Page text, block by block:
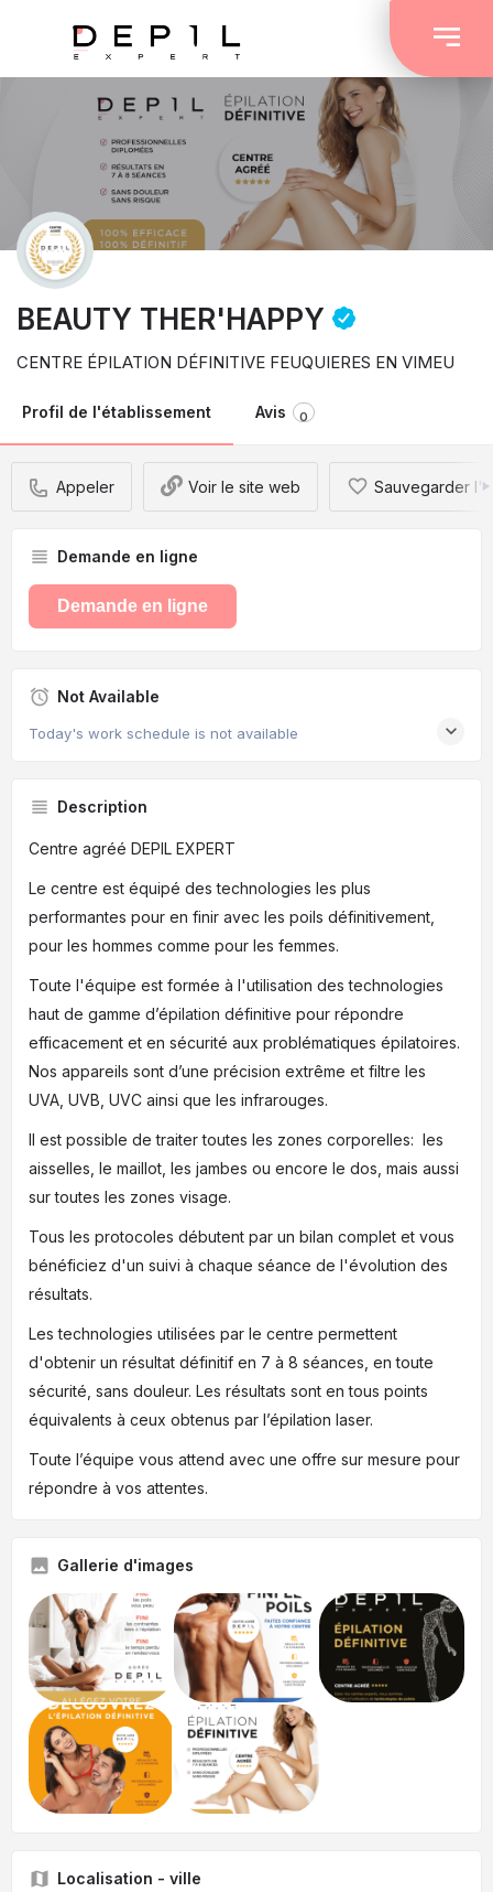
BEAUTY THER'HAPPY
CENTRE ÉPILATION DÉFINITIVE FEUQUIERES EN VIMEU
Profil de l'établissement Avis 0
Appeler Voir le site web Sauvegarder
Demande en ligne
Demande en ligne
Not Available
Today's work schedule is not available
Description
Centre agréé DEPIL EXPERT
Le centre est équipé des technologies les plus
performantes pour en finir avec les poils définitivement,
pour les hommes comme pour les femmes.
Toute l'équipe est formée à l'utilisation des technologies
haut de gamme d’épilation définitive pour répondre
efficacement et en sécurité aux problématiques épilatoires.
Nos appareils sont d’une précision extrême et filtre les
UVA, UVB, UVC ainsi que les infrarouges.
Il est possible de traiter toutes les zones corporelles: les
aisselles, le maillot, les jambes ou encore le dos, mais aussi
sur toutes les zones visage.
Tous les protocoles débutent par un bilan complet et vous
bénéficiez d'un suivi à chaque séance de l'évolution des
résultats.
Les technologies utilisées par le centre permettent
d'obtenir un résultat définitif en 7 à 8 séances, en toute
sécurité, sans douleur. Les résultats sont en tous points
équivalents à ceux obtenus par l’épilation laser.
Toute l’équipe vous attend avec une offre sur mesure pour
répondre à vos attentes.
Gallerie d'images
Localisation - ville